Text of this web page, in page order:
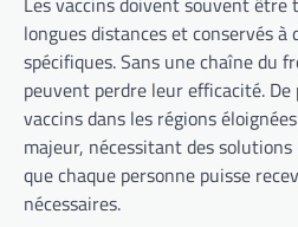
longues distances et conservés à
spécifiques. Sans une chaîne du
peuvent perdre leur efficacité.
vaccins dans les régions
majeur, nécessitant des
que chaque personne puisse
nécessaires.